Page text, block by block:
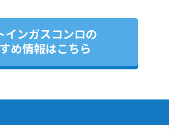
インガスコンロの
め情報はこちら